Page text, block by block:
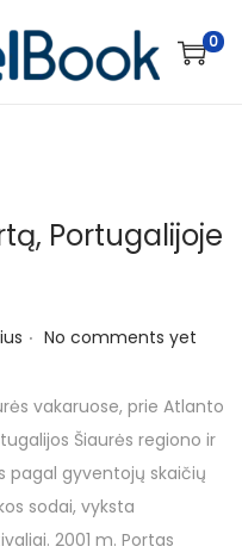
0
Portugalijoje
. No comments yet
vakaruose, prie Atlanto
Šiaurės regiono ir
pagal gyventojų skaičių
sodai, vyksta
2001 m. Portas